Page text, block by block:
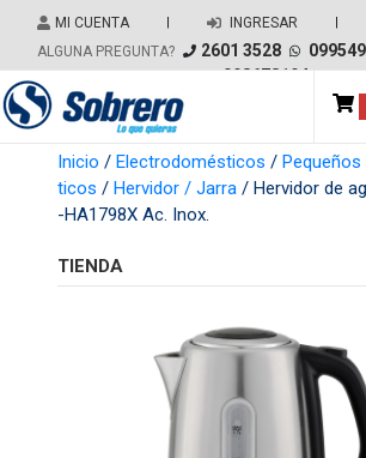
MI CUENTA | INGRESAR |
ALGUNA PREGUNTA? 2601 3528
098678194
Salir del contenido
Main Navigation
Inicio / Electrodomésticos /
ticos / Hervidor / Jarra / Hervidor de
-HA1798X Ac. Inox.
TIENDA